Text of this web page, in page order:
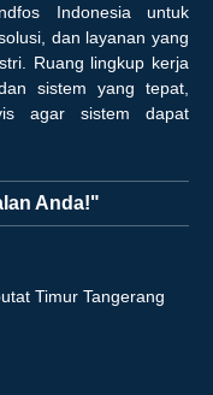
Indonesia untuk
dan layanan yang
Ruang lingkup kerja
sistem yang tepat,
agar sistem dapat
Anda!"
Timur Tangerang